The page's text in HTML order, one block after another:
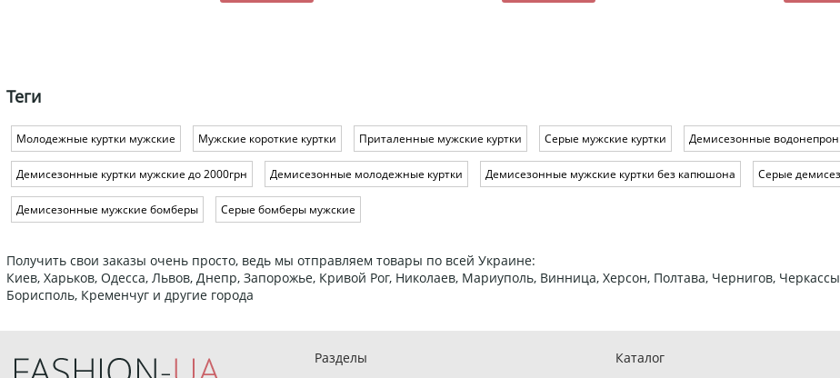
Теги
Молодежные куртки мужские Мужские короткие куртки Приталенные мужские куртки Серые мужские куртки Демисезонные
Демисезонные куртки мужские до 2000грн Демисезонные молодежные куртки Демисезонные мужские куртки без капюшона Серые
Демисезонные мужские бомберы Серые бомберы мужские
Получить свои заказы очень просто, ведь мы отправляем товары по всей Украине:
Киев, Харьков, Одесса, Львов, Днепр, Запорожье, Кривой Рог, Николаев, Мариуполь, Винница, Херсон, Полтава, Чернигов,
Борисполь, Кременчуг и другие города
Разделы Каталог